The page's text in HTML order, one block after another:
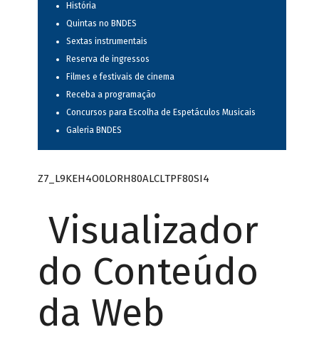
História
Quintas no BNDES
Sextas instrumentais
Reserva de ingressos
Filmes e festivais de cinema
Receba a programação
Concursos para Escolha de Espetáculos Musicais
Galeria BNDES
Z7_L9KEH4O0LORH80ALCLTPF80SI4
Visualizador
do Conteúdo
da Web